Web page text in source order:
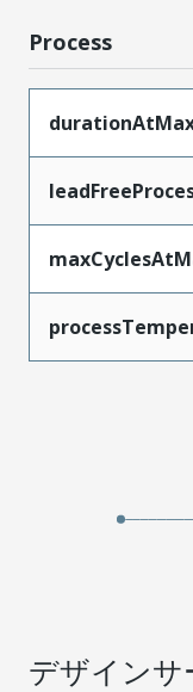
Process
デザインサ